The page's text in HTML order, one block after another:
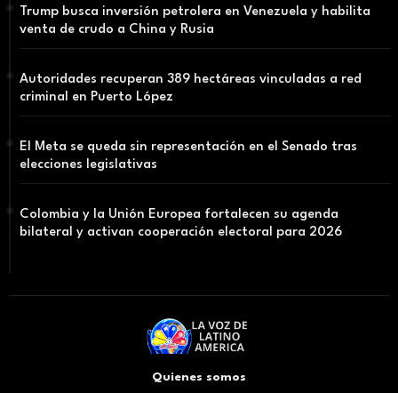
Trump busca inversión petrolera en Venezuela y habilita
venta de crudo a China y Rusia
Autoridades recuperan 389 hectáreas vinculadas a red
criminal en Puerto López
El Meta se queda sin representación en el Senado tras
elecciones legislativas
Colombia y la Unión Europea fortalecen su agenda
bilateral y activan cooperación electoral para 2026
Quienes somos